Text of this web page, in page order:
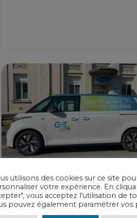
mardi 15 avril 2025
Les navettes
utilisons des cookies sur ce site
votre expérience. En
vous acceptez l'utilisation de
pouvez également paramétrer vos